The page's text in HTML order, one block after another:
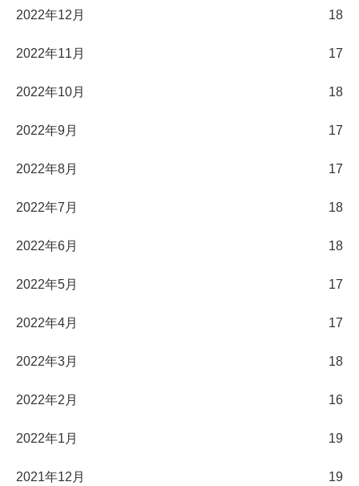
2022年12月 18
2022年11月 17
2022年10月 18
2022年9月 17
2022年8月 17
2022年7月 18
2022年6月 18
2022年5月 17
2022年4月 17
2022年3月 18
2022年2月 16
2022年1月 19
2021年12月 19